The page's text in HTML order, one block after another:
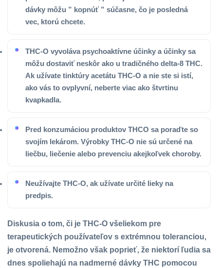
dávky môžu ” kopnúť ” súčasne, čo je posledná
vec, ktorú chcete.
THC-O vyvoláva psychoaktívne účinky a účinky sa
môžu dostaviť neskôr ako u tradičného delta-8 THC.
Ak užívate tinktúry acetátu THC-O a nie ste si istí,
ako vás to ovplyvní, neberte viac ako štvrtinu
kvapkadla.
Pred konzumáciou produktov THCO sa poraďte so
svojím lekárom. Výrobky THC-O nie sú určené na
liečbu, liečenie alebo prevenciu akejkoľvek choroby.
Neužívajte THC-O, ak užívate určité lieky na
predpis.
Diskusia o tom, či je THC-O všeliekom pre
terapeutických používateľov s extrémnou toleranciou,
je otvorená. Nemožno však poprieť, že niektorí ľudia sa
dnes spoliehajú na nadmerné dávky THC pomocou